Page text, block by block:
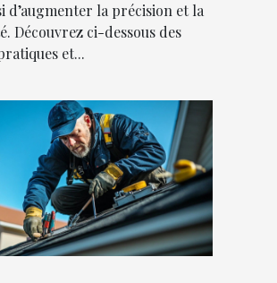
d’augmenter la précision et la
Découvrez ci-dessous des
et...